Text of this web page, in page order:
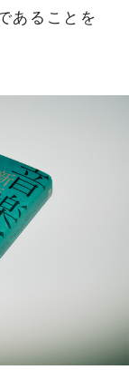
あることを